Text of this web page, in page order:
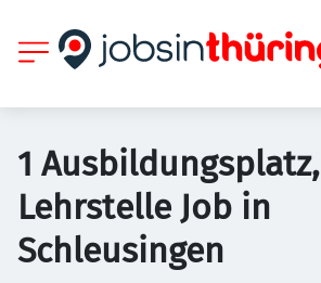
1 Ausbildungsplatz,
Lehrstelle Job in
Schleusingen